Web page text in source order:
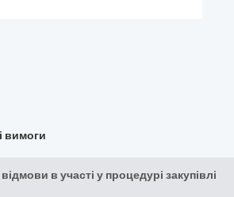
вимоги
в участі у процедурі закупівлі